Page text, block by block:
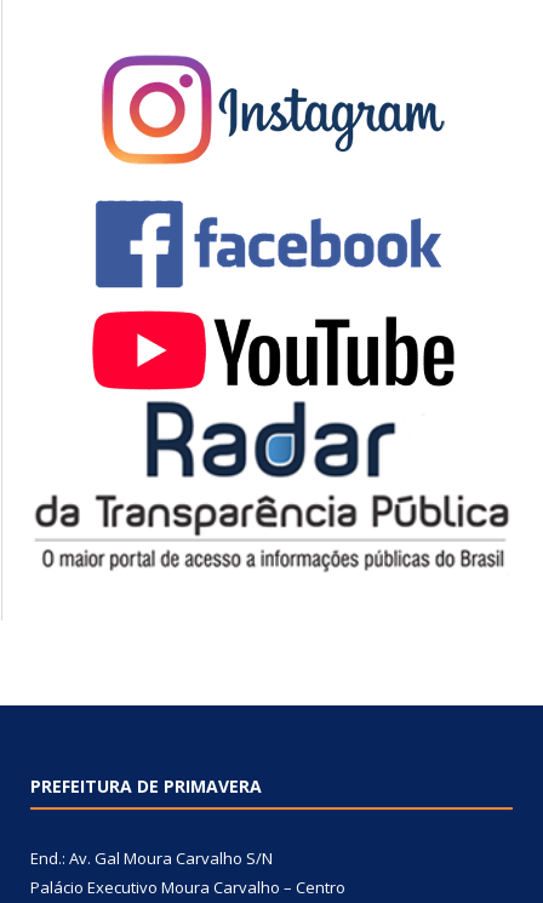
PREFEITURA DE PRIMAVERA
End.: Av. Gal Moura Carvalho S/N
Palácio Executivo Moura Carvalho – Centro